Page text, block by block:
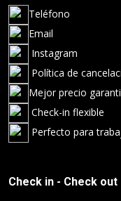
Teléfono
Email
Instagram
Política de
Mejor precio
Check-in flexible
Perfecto para
Check in - Check out